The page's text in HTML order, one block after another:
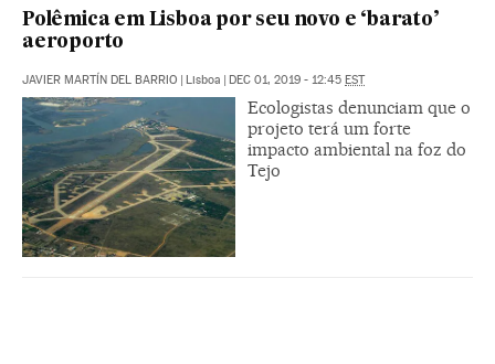
Polêmica em Lisboa por seu novo e ‘barato’
aeroporto
JAVIER MARTÍN DEL BARRIO | Lisboa | DEC 01, 2019 - 12:45 EST
Ecologistas denunciam que o
projeto terá um forte
impacto ambiental na foz do
Tejo